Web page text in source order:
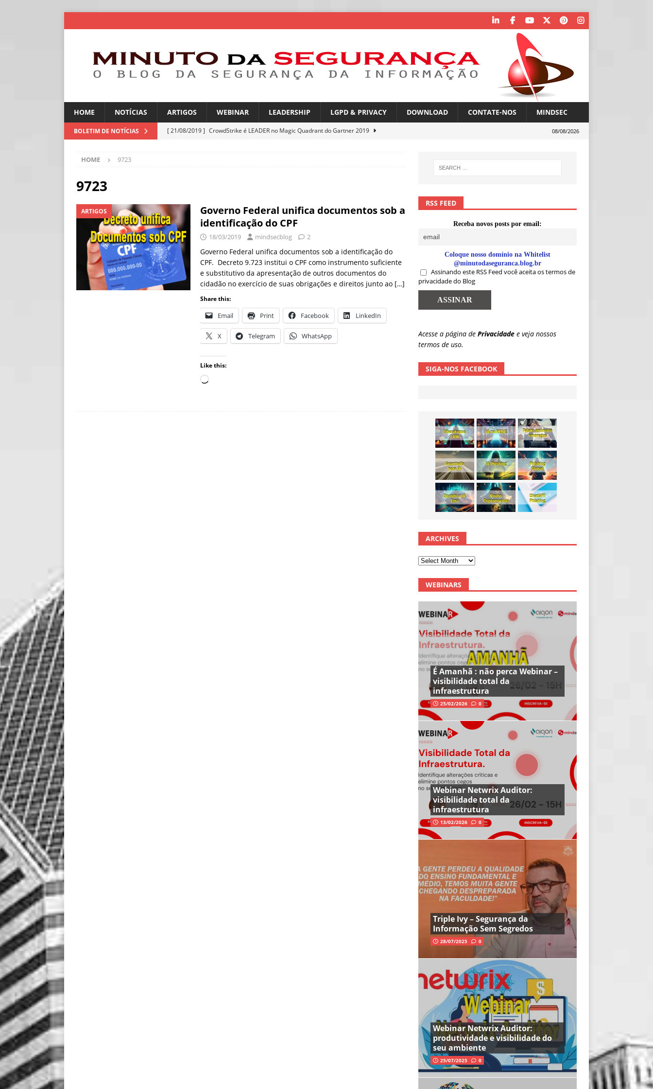
HOME NOTÍCIAS ARTIGOS WEBINAR LEADERSHIP LGPD & PRIVACY DOWNLOAD CONTATE-NOS MINDSEC
BOLETIM DE NOTÍCIAS [ 21/08/2019 ] CrowdStrike é LEADER no Magic Quadrant do Gartner 2019
NOTÍCIAS
[ 06/08/2026 ]
Falsas promessas de emprego na Meta, Disney, Coca-Cola e Spotify
NOTÍCIAS
[ 06/08/2026 ] Sem guardrails, a autonomia da IA se torna um risco
NOTÍCIAS
[ 06/08/2026 ] IA eleva taxa de sucesso de phishing para 54% NOTÍCIAS
08/08/2026
HOME 9723
9723
ARTIGOS
Governo Federal unifica documentos sob a
identificação do CPF
18/03/2019 mindsecblog 2
Governo Federal unifica documentos sob a identificação do
CPF. Decreto 9.723 institui o CPF como instrumento suficiente
e substitutivo da apresentação de outros documentos do
cidadão no exercício de suas obrigações e direitos junto ao […]
Share this:
Email Print Facebook LinkedIn
X Telegram WhatsApp
Like this:
RSS FEED
Receba novos posts por email:
Coloque nosso domínio na Whitelist
@minutodaseguranca.blog.br
Assinando este RSS Feed você aceita os termos de
privacidade do Blog
Acesse a página de Privacidade e veja nossos
termos de uso.
SIGA-NOS FACEBOOK
ARCHIVES
WEBINARS
É Amanhã : não perca Webinar –
visibilidade total da
infraestrutura
25/02/2026 0
Webinar Netwrix Auditor:
visibilidade total da
infraestrutura
13/02/2026 0
Triple Ivy – Segurança da
Informação Sem Segredos
28/07/2025 0
Webinar Netwrix Auditor:
produtividade e visibilidade do
seu ambiente
25/07/2025 0